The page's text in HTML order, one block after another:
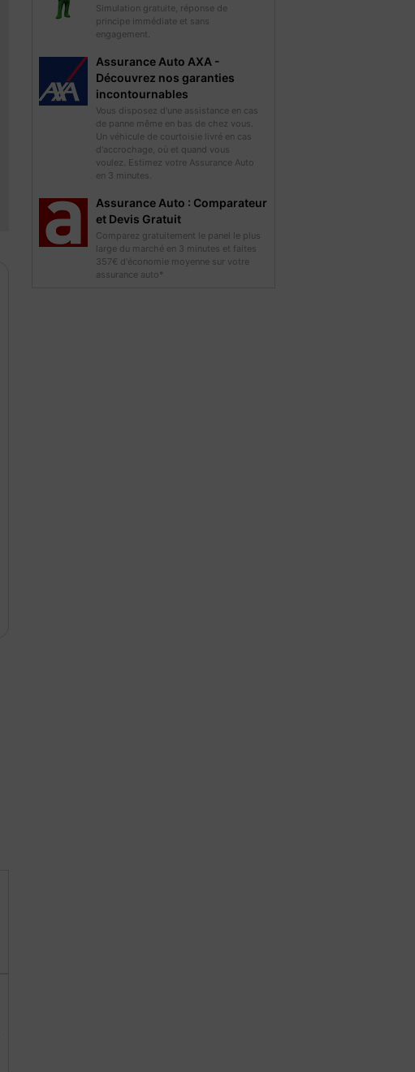
Simulation gratuite, réponse de
principe immédiate et sans
engagement.
Assurance Auto AXA -
Découvrez nos garanties
incontournables
Vous disposez d'une assistance en cas
de panne même en bas de chez vous.
Un véhicule de courtoisie livré en cas
d'accrochage, où et quand vous
voulez. Estimez votre Assurance Auto
en 3 minutes.
Assurance Auto : Comparateur
et Devis Gratuit
Comparez gratuitement le panel le plus
large du marché en 3 minutes et faites
357€ d'économie moyenne sur votre
assurance auto*